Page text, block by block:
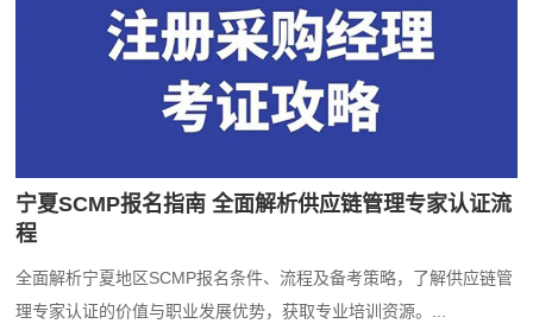
宁夏SCMP报名指南 全面解析供应链管理专家认证流
程
全面解析宁夏地区SCMP报名条件、流程及备考策略，了解供应链管
理专家认证的价值与职业发展优势，获取专业培训资源。...